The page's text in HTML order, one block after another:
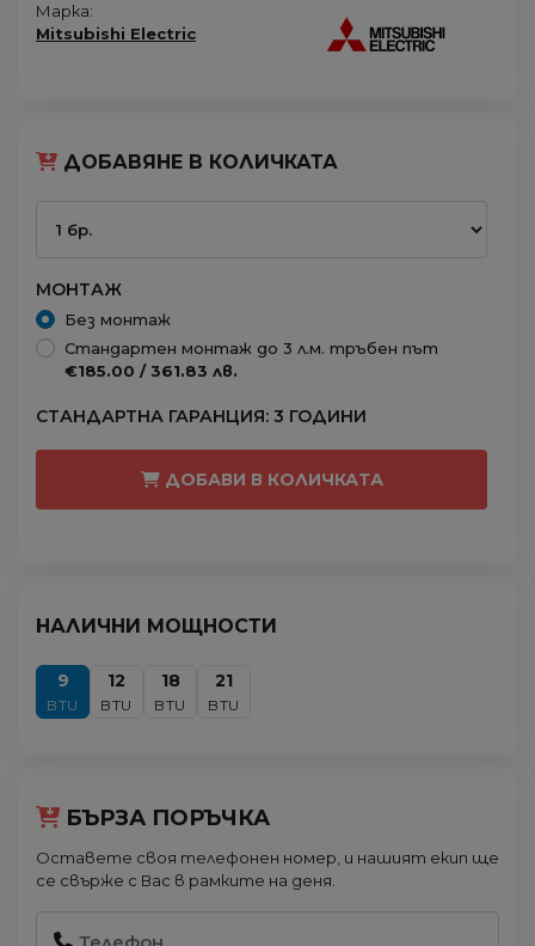
Марка:
Mitsubishi Electric
ДОБАВЯНЕ В КОЛИЧКАТА
МОНТАЖ
Без монтаж
Стандартен монтаж до 3 л.м. тръбен път
€185.00 / 361.83 лв.
СТАНДАРТНА ГАРАНЦИЯ: 3 ГОДИНИ
ДОБАВИ В КОЛИЧКАТА
НАЛИЧНИ МОЩНОСТИ
9
BTU
12
BTU
18
BTU
21
BTU
БЪРЗА ПОРЪЧКА
Оставете своя телефонен номер, и нашият екип ще
се свърже с Вас в рамките на деня.